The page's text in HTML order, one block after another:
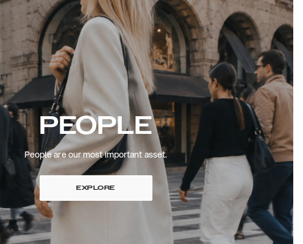
PEOPLE
People are our most important asset.
EXPLORE